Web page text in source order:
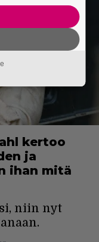
kertoo
ja
ihan mitä
niin nyt